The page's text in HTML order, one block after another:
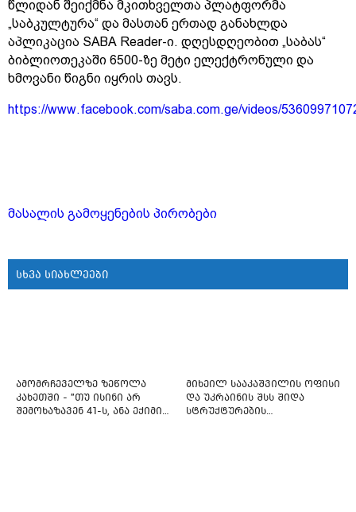
წლიდან შეიქმნა მკითხველთა პლატფორმა
„საბკულტურა“ და მასთან ერთად განახლდა
აპლიკაცია SABA Reader-ი. დღესდღეობით „საბას“
ბიბლიოთეკაში 6500-ზე მეტი ელექტრონული და
ხმოვანი წიგნი იყრის თავს.
https://www.facebook.com/saba.com.ge/videos/
მასალის გამოყენების პირობები
სხვა სიახლეები
ამომრჩეველზე ზეწოლა
კახეთში - "თუ ისინი არ
შემოხაზავენ 41-ს, ანა ექიმის
მიხეილ სააკაშვილის ოფისი
და უკრაინის შსს შიდა
სტრუქტურების